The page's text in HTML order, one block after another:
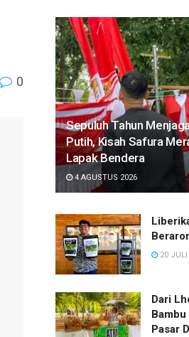
0
Sepuluh Tahun
Putih, Kisah Safura
Lapak Bendera
4 AGUSTUS 2026
20 JULI
Dari
Pasar